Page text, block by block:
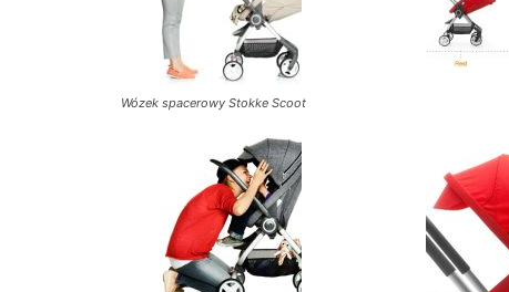
Wózek spacerowy Stokke Scoot